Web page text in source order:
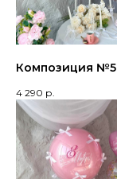
Композиция №5
4 290 р.